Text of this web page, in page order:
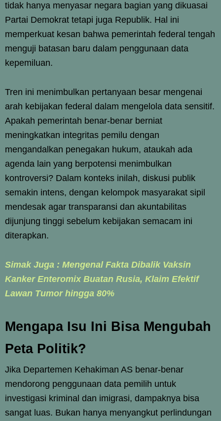
tidak hanya menyasar negara bagian yang dikuasai
Partai Demokrat tetapi juga Republik. Hal ini
memperkuat kesan bahwa pemerintah federal tengah
menguji batasan baru dalam penggunaan data
kepemiluan.
Tren ini menimbulkan pertanyaan besar mengenai
arah kebijakan federal dalam mengelola data sensitif.
Apakah pemerintah benar-benar berniat
meningkatkan integritas pemilu dengan
mengandalkan penegakan hukum, ataukah ada
agenda lain yang berpotensi menimbulkan
kontroversi? Dalam konteks inilah, diskusi publik
semakin intens, dengan kelompok masyarakat sipil
mendesak agar transparansi dan akuntabilitas
dijunjung tinggi sebelum kebijakan semacam ini
diterapkan.
Simak Juga : Mengenal Fakta Dibalik Vaksin
Kanker Enteromix Buatan Rusia, Klaim Efektif
Lawan Tumor hingga 80%
Mengapa Isu Ini Bisa Mengubah
Peta Politik?
Jika Departemen Kehakiman AS benar-benar
mendorong penggunaan data pemilih untuk
investigasi kriminal dan imigrasi, dampaknya bisa
sangat luas. Bukan hanya menyangkut perlindungan